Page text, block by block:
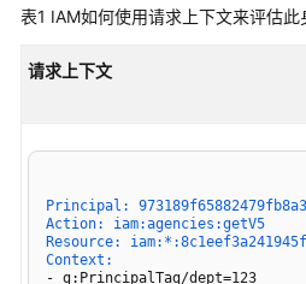
域
IAM
问
控
制
策
表1 IAM如何使用请求上下文来评估
请求上下文
Principal:
Action: iam:agencies:getV5
Resource:
Context:
- g:PrincipalTag/dept=123